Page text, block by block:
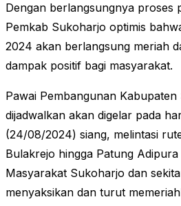
Dengan berlangsungnya proses
Pemkab Sukoharjo optimis
2024 akan berlangsung meriah
dampak positif bagi masyarakat.
Pawai Pembangunan
dijadwalkan akan digelar pada
(24/08/2024) siang, melintasi
Bulakrejo hingga Patung
Masyarakat Sukoharjo dan
menyaksikan dan turut